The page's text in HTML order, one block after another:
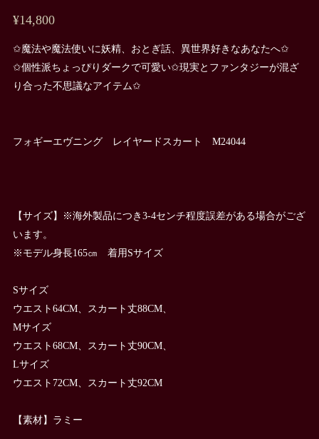
¥14,800
✩魔法や魔法使いに妖精、おとぎ話、異世界好きなあなたへ✩
✩個性派ちょっぴりダークで可愛い✩現実とファンタジーが混ざ
り合った不思議なアイテム✩
フォギーエヴニング レイヤードスカート M24044
【サイズ】※海外製品につき3-4センチ程度誤差がある場合がござ
います。
※モデル身長165㎝ 着用Sサイズ
Sサイズ
ウエスト64CM、スカート丈88CM、
Mサイズ
ウエスト68CM、スカート丈90CM、
Lサイズ
ウエスト72CM、スカート丈92CM
【素材】ラミー